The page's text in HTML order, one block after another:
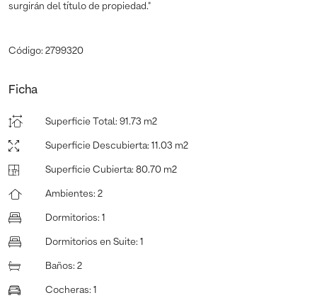
surgirán del título de propiedad."
Código: 2799320
Ficha
Superficie Total : 91.73 m2
Superficie Descubierta: 11.03 m2
Superficie Cubierta: 80.70 m2
Ambientes: 2
Dormitorios: 1
Dormitorios en Suite: 1
Baños: 2
Cocheras: 1